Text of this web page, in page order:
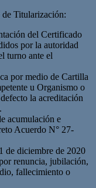
Titularización:
del Certificado
por la autoridad
turno ante el
por medio de Cartilla
u Organismo o
la acreditación
acumulación e
Acuerdo N° 27-
de diciembre de 2020
renuncia, jubilación,
fallecimiento o